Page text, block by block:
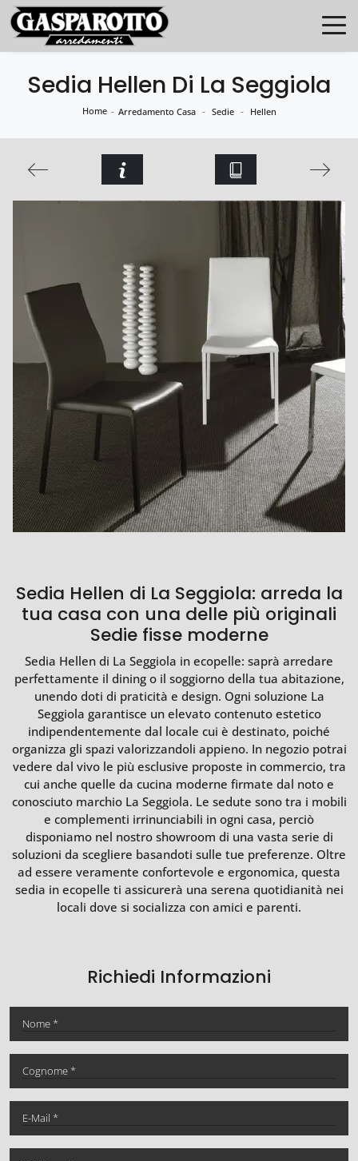
Sedia Hellen Di La Seggiola
Home - Arredamento Casa - Sedie - Hellen
Sedia Hellen di La Seggiola: arreda la
tua casa con una delle più originali
Sedie fisse moderne
Sedia Hellen di La Seggiola in ecopelle: saprà arredare
perfettamente il dining o il soggiorno della tua abitazione,
unendo doti di praticità e design. Ogni soluzione La
Seggiola garantisce un elevato contenuto estetico
indipendentemente dal locale cui è destinato, poiché
organizza gli spazi valorizzandoli appieno. In negozio potrai
vedere dal vivo le più esclusive proposte in commercio, tra
cui anche quelle da cucina moderne firmate dal noto e
conosciuto marchio La Seggiola. Le sedute sono tra i mobili
e complementi irrinunciabili in ogni casa, perciò
disponiamo nel nostro showroom di una vasta serie di
soluzioni da scegliere basandoti sulle tue preferenze. Oltre
ad essere veramente confortevole e ergonomica, questa
sedia in ecopelle ti assicurerà una serena quotidianità nei
locali dove si socializza con amici e parenti.
Richiedi Informazioni